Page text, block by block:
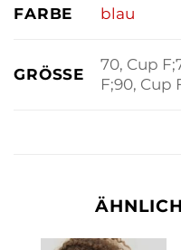
FARBE blau
GRÖSSE
70, Cup
F;90, Cup